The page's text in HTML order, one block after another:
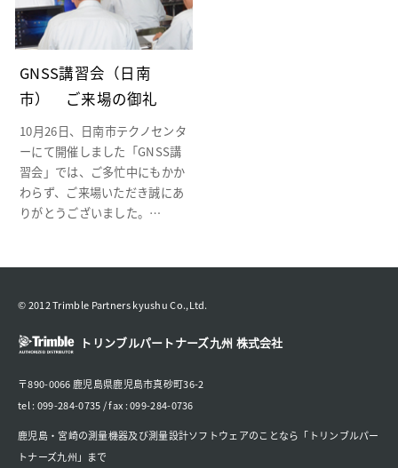
GNSS講習会（日南
市） ご来場の御礼
10月26日、日南市テクノセンタ
ーにて開催しました「GNSS講
習会」では、ご多忙中にもかか
わらず、ご来場いただき誠にあ
りがとうございました。…
© 2012 Trimble Partners kyushu Co.,Ltd.
トリンブルパートナーズ九州 株式会社
〒890-0066 鹿児島県鹿児島市真砂町36-2
tel : 099-284-0735 / fax : 099-284-0736
鹿児島・宮崎の測量機器及び測量設計ソフトウェアのことなら「トリンブルパー
トナーズ九州」まで